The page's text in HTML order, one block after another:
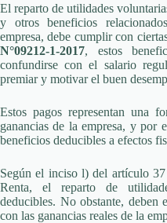
El reparto de utilidades
y otros beneficios
empresa, debe cumplir con
N°09212-1-2017, estos
confundirse con el salario
premiar y motivar el buen
Estos pagos representan una
ganancias de la empresa, y por
beneficios deducibles a efectos
Según el inciso l) del artículo
Renta, el reparto de
deducibles. No obstante, deben
con las ganancias reales de la